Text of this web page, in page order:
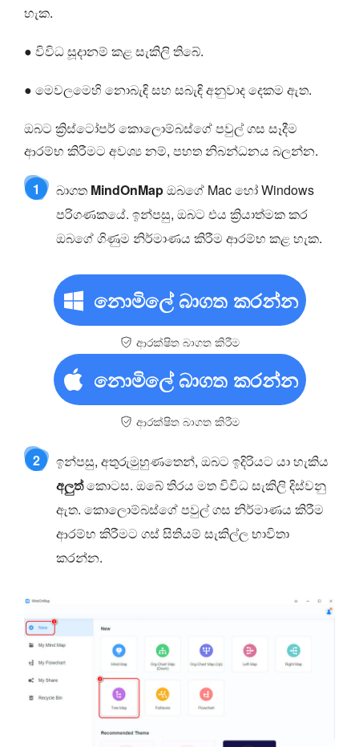
හැක.
● විවිධ සූදානම් කළ සැකිලි තිබේ.
● මෙවලමෙහි නොබැඳි සහ සබැඳි අනුවාද දෙකම ඇත.
ඔබට ක්‍රිස්ටෝපර් කොලොම්බස්ගේ පවුල් ගස සෑදීම
ආරම්භ කිරීමට අවශ්‍ය නම්, පහත නිබන්ධනය බලන්න.
1 බාගත MindOnMapඔබගේ Mac හෝ Windows
පරිගණකයේ. ඉන්පසු, ඔබට එය ක්‍රියාත්මක කර
ඔබගේ ගිණුම නිර්මාණය කිරීම ආරම්භ කළ හැක.
නොමිලේ බාගත කරන්න
ආරක්ෂිත බාගත කිරීම
නොමිලේ බාගත කරන්න
ආරක්ෂිත බාගත කිරීම
2
ඉන්පසු, අතුරුමුහුණතෙන්, ඔබට ඉදිරියට යා හැකිය
අලුත්කොටස. ඔබේ තිරය මත විවිධ සැකිලි දිස්වනු
ඇත. කොලොම්බස්ගේ පවුල් ගස නිර්මාණය කිරීම
ආරම්භ කිරීමට ගස් සිතියම් සැකිල්ල භාවිතා
කරන්න.